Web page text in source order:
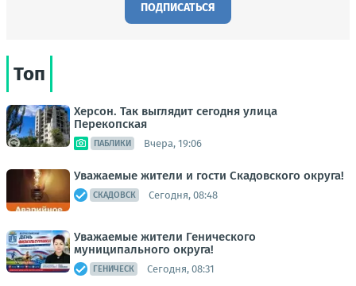
ПОДПИСАТЬСЯ
Топ
Херсон. Так выглядит сегодня улица
Перекопская
ПАБЛИКИ Вчера, 19:06
Уважаемые жители и гости Скадовского округа!
СКАДОВСК Сегодня, 08:48
Уважаемые жители Генического
муниципального округа!
ГЕНИЧЕСК Сегодня, 08:31